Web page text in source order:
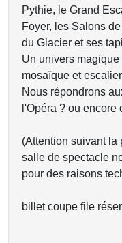
Pythie, le Grand
Foyer, les Salons
du Glacier et ses
Un univers
mosaïque et
Nous répondrons
l'Opéra ? ou encore
(Attention suivant la
salle de spectacle
pour des raisons
billet coupe file